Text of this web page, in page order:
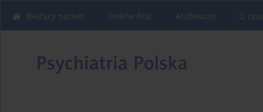
Bieżący numer Online first Archiwum O